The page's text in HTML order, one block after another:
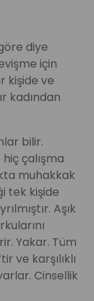
diye
için
kişide ve
kadından
bilir.
çalışma
muhakkak
tek kişide
Aşık
Yakar. Tüm
ve karşılıklı
Cinsellik